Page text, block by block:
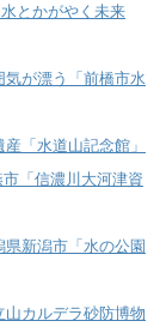
とかがやく未来
気が漂う「前橋市水
「水道山記念館」
「信濃川大河津資
県新潟市「水の公園
山カルデラ砂防博物